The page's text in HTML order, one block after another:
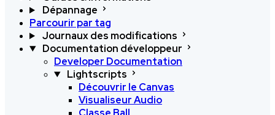
Dépannage
Parcourir par tag
Journaux des modifications
Documentation développeur
Developer Documentation
Lightscripts
Découvrir le Canvas
Visualiseur Audio